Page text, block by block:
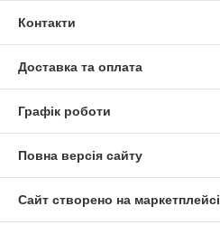
Контакти
Доставка та оплата
Графік роботи
Повна версія сайту
Сайт створено на маркетплейсі